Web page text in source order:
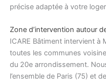
précise adaptée à votre
Zone d’intervention autour
ICARE Bâtiment intervient à
toutes les communes
du 20e arrondissement.
l’ensemble de Paris (75) et